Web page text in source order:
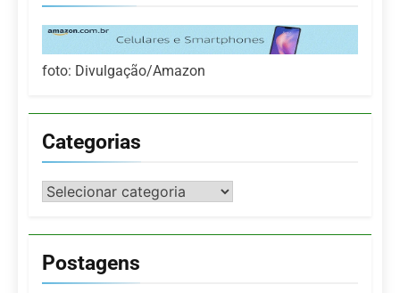
foto: Divulgação/Amazon
Categorias
Categorias
Postagens